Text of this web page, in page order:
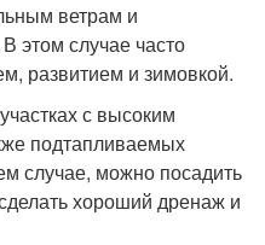
ветрам и
этом случае часто
развитием и зимовкой.
с высоким
подтапливаемых
случае, можно посадить
хороший дренаж и